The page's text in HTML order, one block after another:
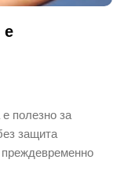
е
полезно за
защита
преждевременно